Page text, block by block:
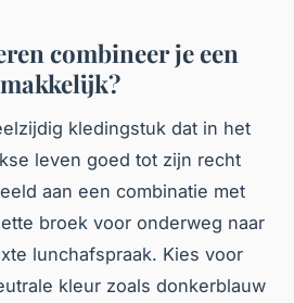
combineer je een
kledingstuk dat in het
leven goed tot zijn recht
aan een combinatie met
broek voor onderweg naar
lunchafspraak. Kies voor
kleur zoals donkerblauw